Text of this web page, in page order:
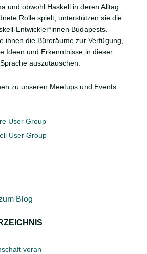
Blog
voran
und obwohl Haskell in deren Alltag
Rolle spielt, unterstützen sie die
Entwickler*innen Budapests.
ihnen die Büroräume zur Verfügung,
Ideen und Erkenntnisse in dieser
auszutauschen.
zu unseren Meetups und Events
User Group
User Group